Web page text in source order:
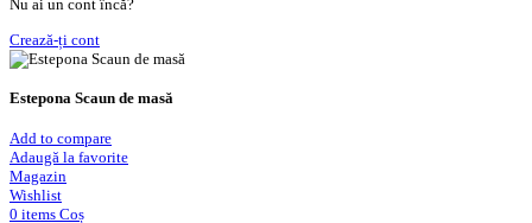
Nu ai un cont încă?
Crează-ți cont
Estepona Scaun de masă
Add to compare
Adaugă la favorite
Magazin
Wishlist
0 items Coș